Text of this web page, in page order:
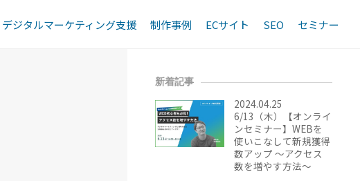
デジタルマーケティング支援 制作事例 ECサイト SEO セミナー
新着記事
2024.04.25
6/13（木）【オンライ
ンセミナー】WEBを
使いこなして新規獲得
数アップ ～アクセス
数を増やす方法～